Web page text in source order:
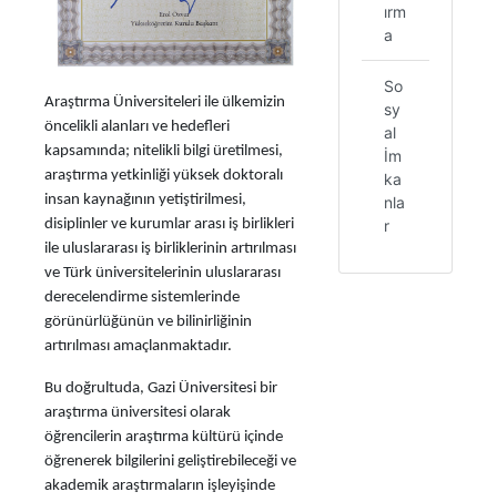
Araştırma Üniversiteleri ile ülkemizin
öncelikli alanları ve hedefleri
kapsamında; nitelikli bilgi üretilmesi,
araştırma yetkinliği yüksek doktoralı
insan kaynağının yetiştirilmesi,
disiplinler ve kurumlar arası iş birlikleri
ile uluslararası iş birliklerinin artırılması
ve Türk üniversitelerinin uluslararası
derecelendirme sistemlerinde
görünürlüğünün ve bilinirliğinin
artırılması amaçlanmaktadır.
Bu doğrultuda, Gazi Üniversitesi bir
araştırma üniversitesi olarak
öğrencilerin araştırma kültürü içinde
öğrenerek bilgilerini geliştirebileceği ve
akademik araştırmaların işleyişinde
ırm
a
So
sy
al
İm
ka
nla
r